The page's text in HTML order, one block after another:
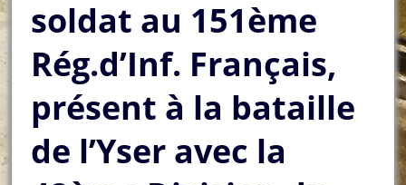
soldat au 151ème
Rég.d’Inf. Français,
présent à la bataille
de l’Yser avec la